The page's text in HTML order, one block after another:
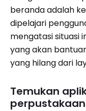
beranda adalah
dipelajari
mengatasi situasi
yang akan
yang hilang dari
Temukan